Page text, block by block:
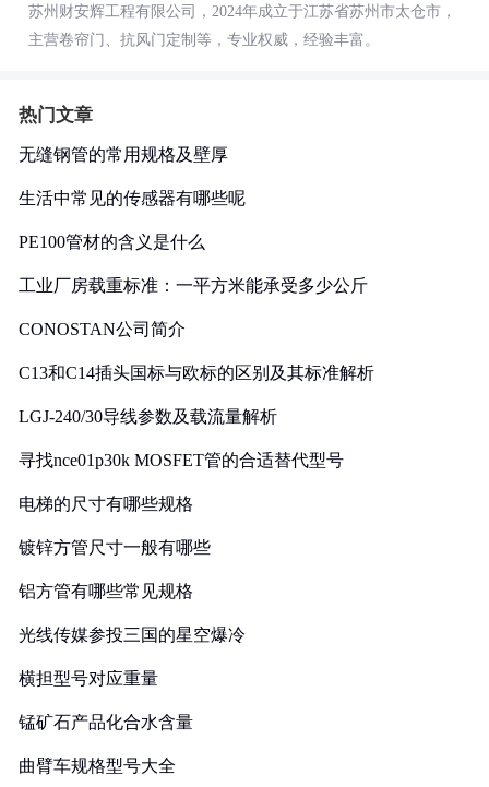
苏州财安辉工程有限公司，2024年成立于江苏省苏州市太仓市，
主营卷帘门、抗风门定制等，专业权威，经验丰富。
热门文章
无缝钢管的常用规格及壁厚
生活中常见的传感器有哪些呢
PE100管材的含义是什么
工业厂房载重标准：一平方米能承受多少公斤
CONOSTAN公司简介
C13和C14插头国标与欧标的区别及其标准解析
LGJ-240/30导线参数及载流量解析
寻找nce01p30k MOSFET管的合适替代型号
电梯的尺寸有哪些规格
镀锌方管尺寸一般有哪些
铝方管有哪些常见规格
光线传媒参投三国的星空爆冷
横担型号对应重量
锰矿石产品化合水含量
曲臂车规格型号大全